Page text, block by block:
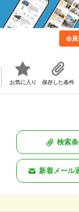
会員
お気に入り 保存した条件
検索
新着メール